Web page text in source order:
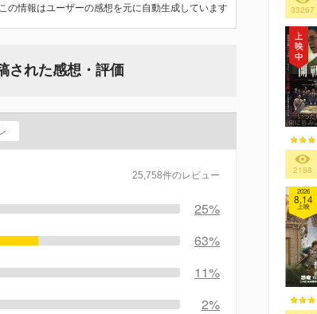
この情報はユーザーの感想を元に自動生成しています
された感想・評価
25,758件のレビュー
25%
63%
11%
2%
33267
2188
2026
8.14
上映